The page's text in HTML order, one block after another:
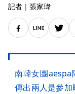
記者 ｜ 張家瑋
南韓女團aespa
傳出兩人是參